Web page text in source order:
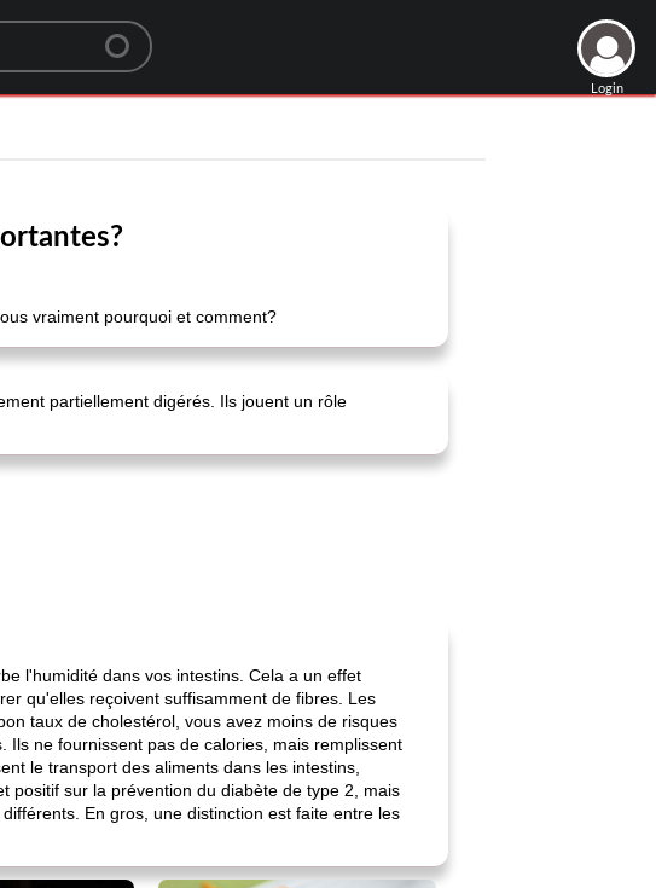
Login
vraiment pourquoi et comment?
partiellement digérés. Ils jouent un rôle
l'humidité dans vos intestins. Cela a un effet
qu'elles reçoivent suffisamment de fibres. Les
taux de cholestérol, vous avez moins de risques
ne fournissent pas de calories, mais remplissent
le transport des aliments dans les intestins,
positif sur la prévention du diabète de type 2, mais
En gros, une distinction est faite entre les